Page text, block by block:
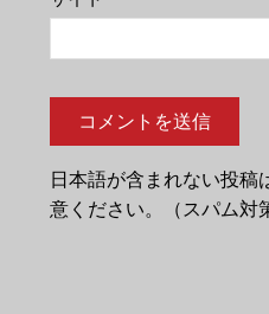
日本語が含まれない投稿
意ください。（スパム対